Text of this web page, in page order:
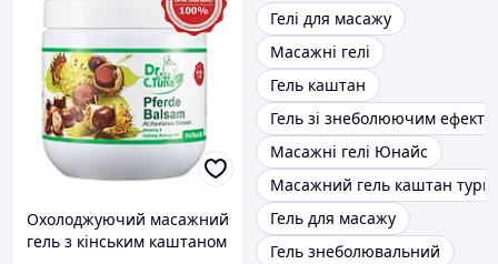
Охолоджуючий масажний
гель з кінським каштаном
Гелі для масажу
Масажні гелі
Гель каштан
Гель зі знеболюючим
Масажні гелі Юнайс
Масажний гель каштан
Гель для масажу
Гель знеболювальний